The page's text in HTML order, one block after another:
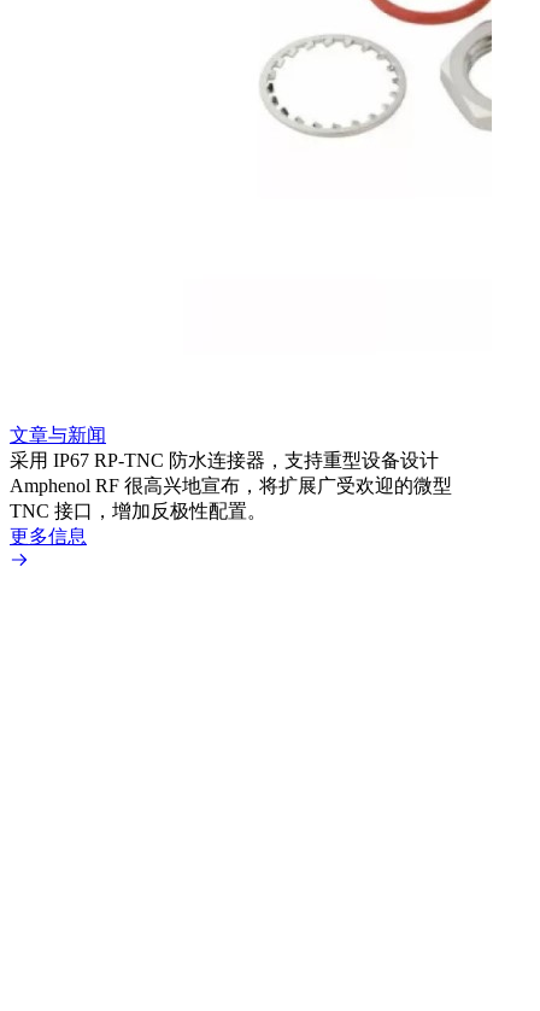
文章与新闻
采用 IP67 RP-TNC 防水连接器，支持重型设备设计
Amphenol RF 很高兴地宣布，将扩展广受欢迎的微型
TNC 接口，增加反极性配置。
更多信息